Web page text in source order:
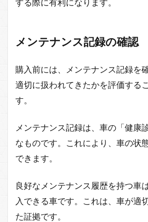
する際に有利になります。
メンテナンス記録の確認
購入前には、メンテナンス記録を
適切に扱われてきたかを評価する
す。
メンテナンス記録は、車の「健康
なものです。これにより、車の状
できます。
良好なメンテナンス履歴を持つ車
入できる車です。これは、車が適
た証拠です。